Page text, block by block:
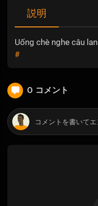
説明
Uống chè nghe câu lan
#
0 コメント